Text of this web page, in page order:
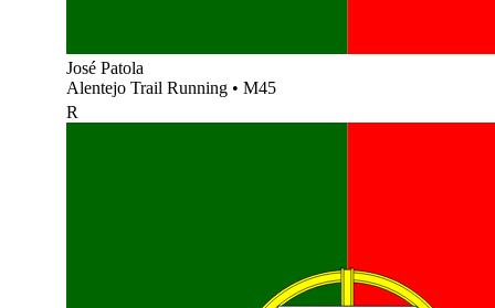
José Patola
Alentejo Trail Running • M45
R